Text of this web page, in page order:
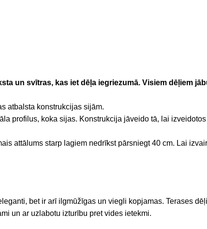
un svītras, kas iet dēļa iegriezumā. Visiem dēļiem
atbalsta konstrukcijas sijām.
profilus, koka sijas. Konstrukcija jāveido tā, lai
attālums starp lagiem nedrīkst pārsniegt 40 cm. Lai
bet ir arī ilgmūžīgas un viegli kopjamas. Terases
un ar uzlabotu izturību pret vides ietekmi.